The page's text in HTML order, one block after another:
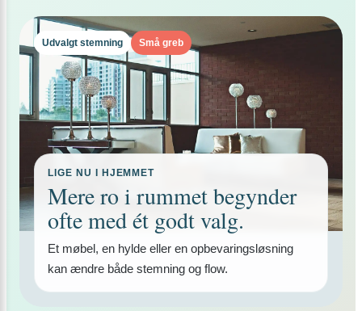
Udvalgt stemning Små greb
LIGE NU I HJEMMET
Mere ro i rummet begynder
ofte med ét godt valg.
Et møbel, en hylde eller en opbevaringsløsning
kan ændre både stemning og flow.